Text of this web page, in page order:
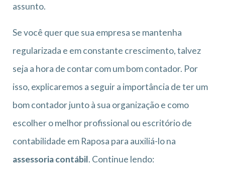
assunto.
Se você quer que sua empresa se mantenha
regularizada e em constante crescimento, talvez
seja a hora de contar com um bom contador. Por
isso, explicaremos a seguir a importância de ter um
bom contador junto à sua organização e como
escolher o melhor profissional ou escritório de
contabilidade em Raposa para auxiliá-lo na
assessoria contábil. Continue lendo: